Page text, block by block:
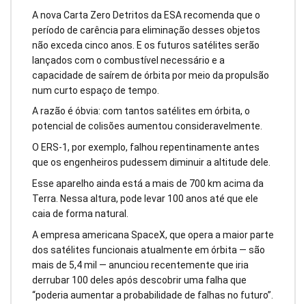
A nova Carta Zero Detritos da ESA recomenda que o
período de carência para eliminação desses objetos
não exceda cinco anos. E os futuros satélites serão
lançados com o combustível necessário e a
capacidade de saírem de órbita por meio da propulsão
num curto espaço de tempo.
A razão é óbvia: com tantos satélites em órbita, o
potencial de colisões aumentou consideravelmente.
O ERS-1, por exemplo, falhou repentinamente antes
que os engenheiros pudessem diminuir a altitude dele.
Esse aparelho ainda está a mais de 700 km acima da
Terra. Nessa altura, pode levar 100 anos até que ele
caia de forma natural.
A empresa americana SpaceX, que opera a maior parte
dos satélites funcionais atualmente em órbita — são
mais de 5,4 mil — anunciou recentemente que iria
derrubar 100 deles após descobrir uma falha que
“poderia aumentar a probabilidade de falhas no futuro”.